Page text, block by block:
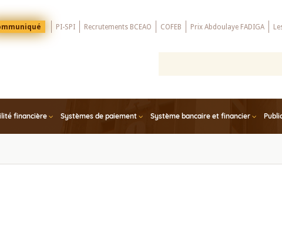
PI-SPI Recrutements BCEAO COFEB Prix Abdoulaye FADIGA
financière Systèmes de paiement Système bancaire et financier